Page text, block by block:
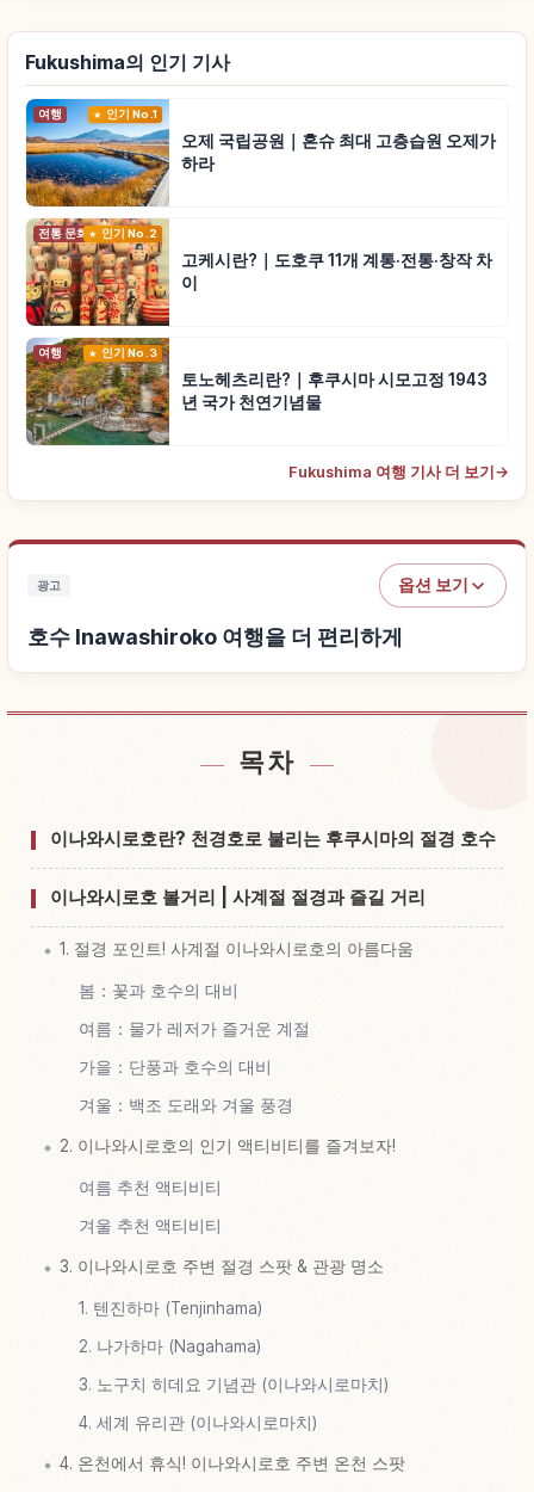
Fukushima의 인기 기사
여행 인기 No.1
오제 국립공원｜혼슈 최대 고층습원 오제가
하라
전통 문화 인기 No.2
고케시란?｜도호쿠 11개 계통·전통·창작 차
이
여행 인기 No.3
토노헤츠리란?｜후쿠시마 시모고정 1943
년 국가 천연기념물
Fukushima 여행 기사 더 보기 →
광고 옵션 보기
호수 Inawashiroko 여행을 더 편리하게
호수 Inawashiroko 근처 숙소 찾기
호수 Inawashiroko 체험 찾기↗
목차
이나와시로호란? 천경호로 불리는 후쿠시마의 절경 호수
이나와시로호 볼거리 | 사계절 절경과 즐길 거리
1. 절경 포인트! 사계절 이나와시로호의 아름다움
봄：꽃과 호수의 대비
여름：물가 레저가 즐거운 계절
가을：단풍과 호수의 대비
겨울：백조 도래와 겨울 풍경
2. 이나와시로호의 인기 액티비티를 즐겨보자!
여름 추천 액티비티
겨울 추천 액티비티
3. 이나와시로호 주변 절경 스팟 & 관광 명소
1. 텐진하마 (Tenjinhama)
2. 나가하마 (Nagahama)
3. 노구치 히데요 기념관 (이나와시로마치)
4. 세계 유리관 (이나와시로마치)
4. 온천에서 휴식! 이나와시로호 주변 온천 스팟